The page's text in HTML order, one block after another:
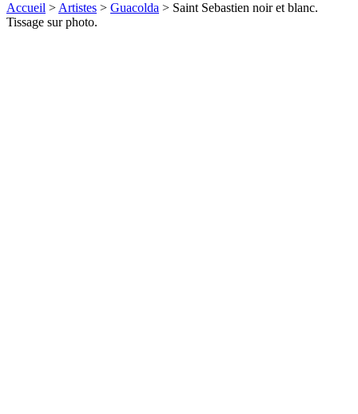
Accueil > Artistes > Guacolda > Saint Sebastien noir et blanc.
Tissage sur photo.